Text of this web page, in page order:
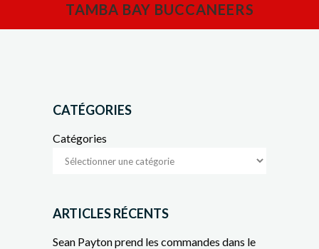
TAMBA BAY BUCCANEERS
CATÉGORIES
Catégories
ARTICLES RÉCENTS
Sean Payton prend les commandes dans le